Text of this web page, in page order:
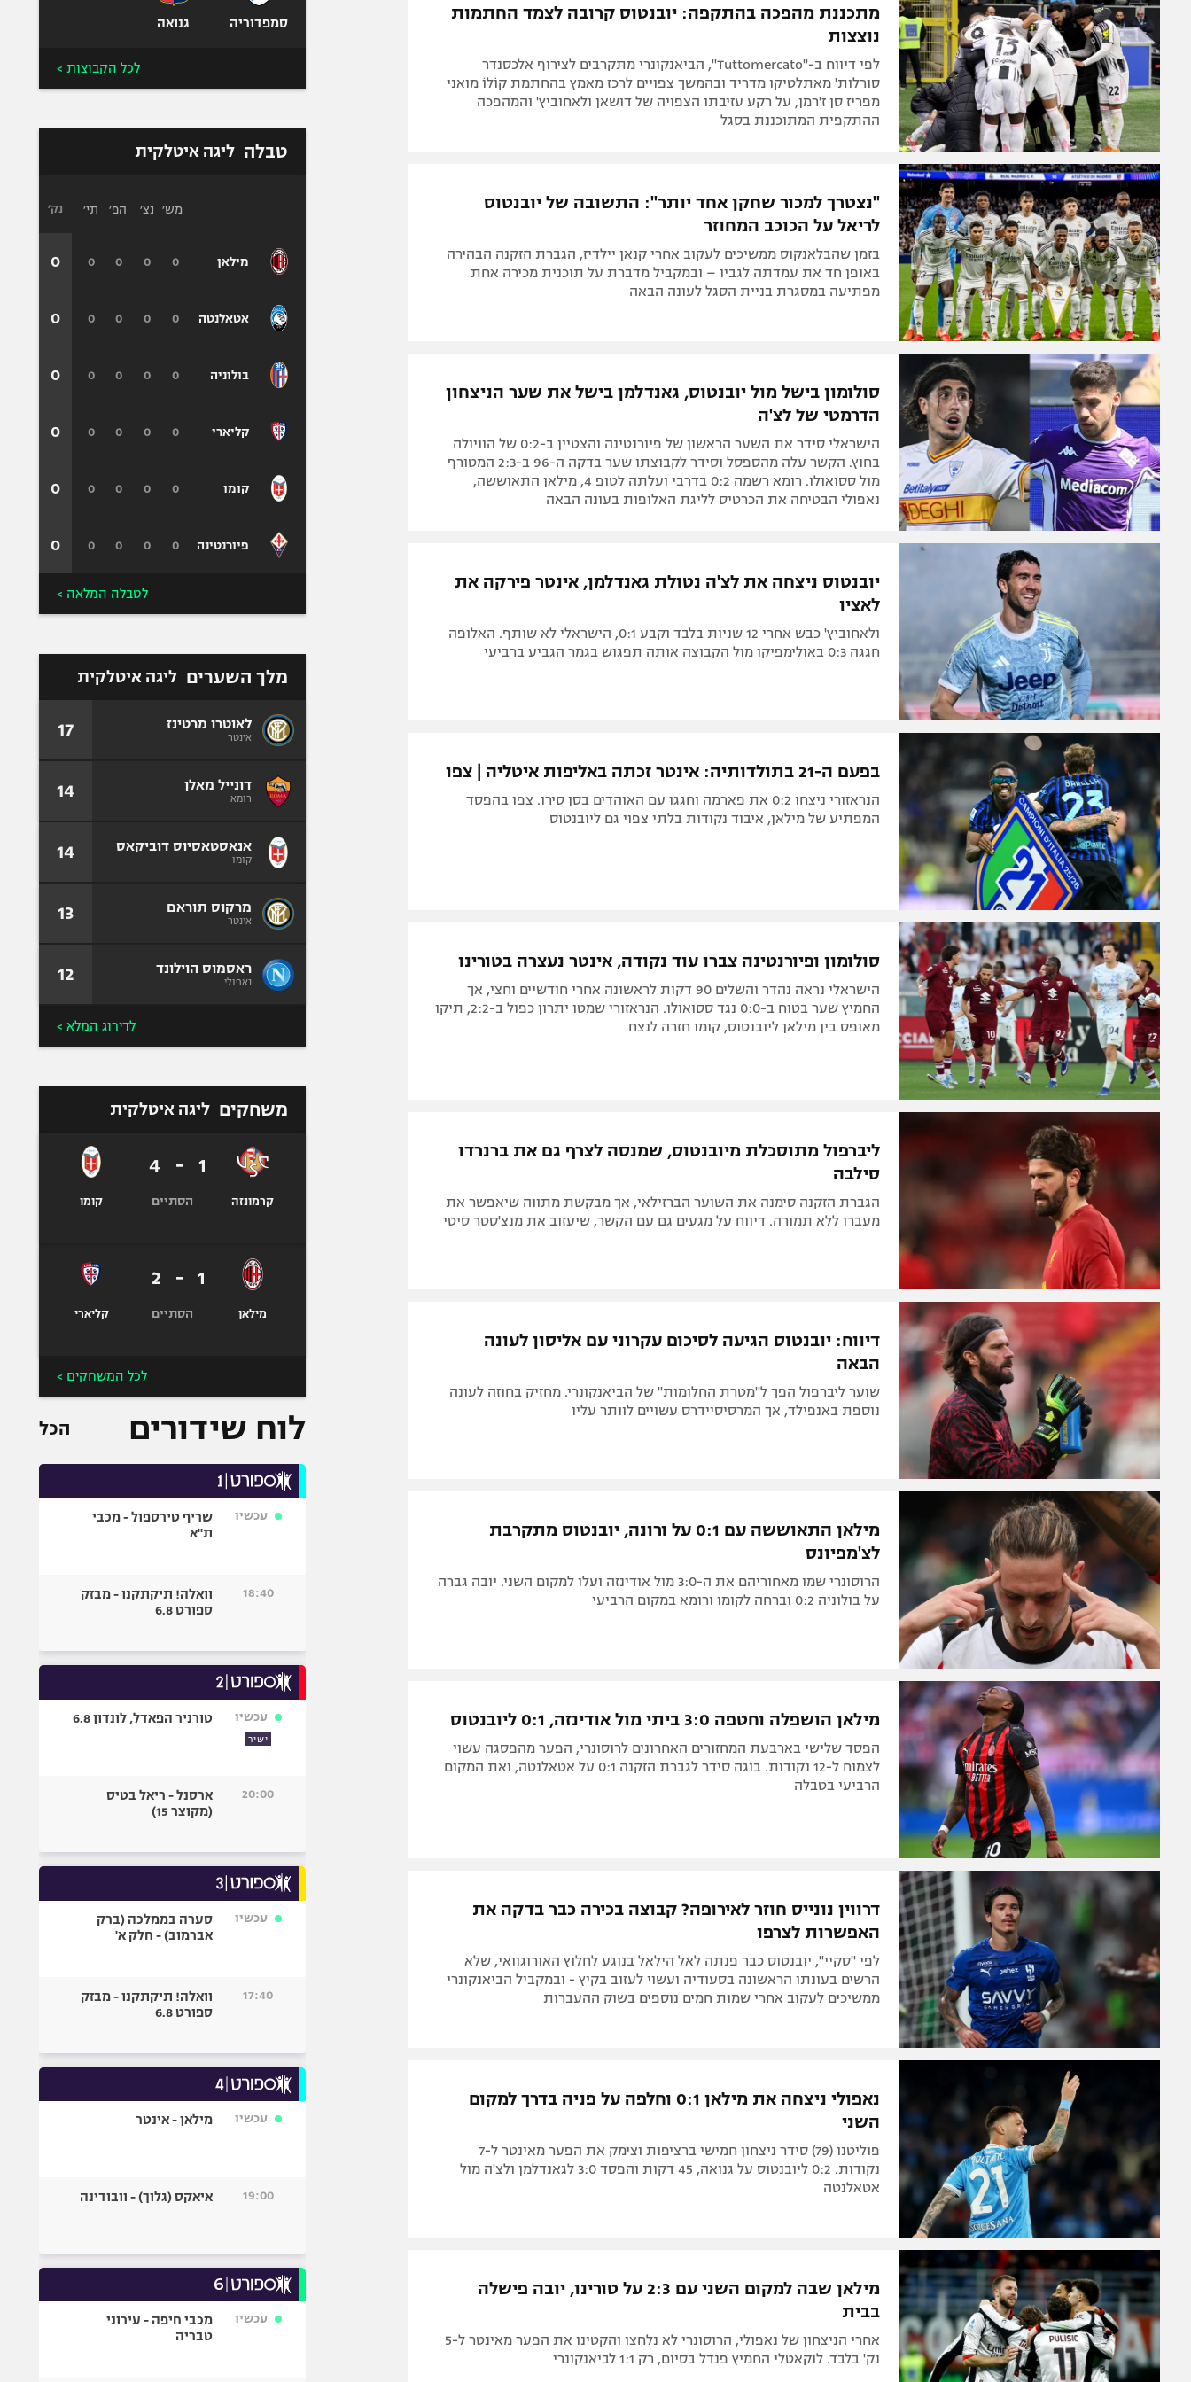
מתכננת מהפכה בהתקפה: יובנטוס קרובה לצמד החתמות
נוצצות
לפי דיווח ב-"Tuttomercato", הביאנקונרי מתקרבים לצירוף אלכסנדר
סורלות' מאתלטיקו מדריד ובהמשך צפויים לרכז מאמץ בהחתמת קוֹלוֹ מואני
מפריז סן ז'רמן, על רקע עזיבתו הצפויה של דושאן ולאחוביץ' והמהפכה
ההתקפית המתוכננת בסגל
"נצטרך למכור שחקן אחד יותר": התשובה של יובנטוס
לריאל על הכוכב המחוזר
בזמן שהבלאנקוס ממשיכים לעקוב אחרי קנאן יילדיז, הגברת הזקנה הבהירה
באופן חד את עמדתה לגביו – ובמקביל מדברת על תוכנית מכירה אחת
מפתיעה במסגרת בניית הסגל לעונה הבאה
סולומון בישל מול יובנטוס, גאנדלמן בישל את שער הניצחון
הדרמטי של לצ'ה
הישראלי סידר את השער הראשון של פיורנטינה והצטיין ב-0:2 של הוויולה
בחוץ. הקשר עלה מהספסל וסידר לקבוצתו שער בדקה ה-96 ב-2:3 המטורף
מול ססואולו. רומא רשמה 0:2 בדרבי ועלתה לטופ 4, מילאן התאוששה,
נאפולי הבטיחה את הכרטיס לליגת האלופות בעונה הבאה
יובנטוס ניצחה את לצ'ה נטולת גאנדלמן, אינטר פירקה את
לאציו
ולאחוביץ' כבש אחרי 12 שניות בלבד וקבע 0:1, הישראלי לא שותף. האלופה
חגגה 0:3 באולימפיקו מול הקבוצה אותה תפגוש בגמר הגביע ברביעי
בפעם ה-21 בתולדותיה: אינטר זכתה באליפות איטליה | צפו
הנראזורי ניצחו 0:2 את פארמה וחגגו עם האוהדים בסן סירו. צפו בהפסד
המפתיע של מילאן, איבוד נקודות בלתי צפוי גם ליובנטוס
סולומון ופיורנטינה צברו עוד נקודה, אינטר נעצרה בטורינו
הישראלי נראה נהדר והשלים 90 דקות לראשונה אחרי חודשיים וחצי, אך
החמיץ שער בטוח ב-0:0 נגד ססואולו. הנראזורי שמטו יתרון כפול ב-2:2, תיקו
מאופס בין מילאן ליובנטוס, קומו חזרה לנצח
ליברפול מתוסכלת מיובנטוס, שמנסה לצרף גם את ברנרדו
סילבה
הגברת הזקנה סימנה את השוער הברזילאי, אך מבקשת מתווה שיאפשר את
מעברו ללא תמורה. דיווח על מגעים גם עם הקשר, שיעזוב את מנצ'סטר סיטי
דיווח: יובנטוס הגיעה לסיכום עקרוני עם אליסון לעונה
הבאה
שוער ליברפול הפך ל"מטרת החלומות" של הביאנקונרי. מחזיק בחוזה לעונה
נוספת באנפילד, אך המרסיסיידרס עשויים לוותר עליו
מילאן התאוששה עם 0:1 על ורונה, יובנטוס מתקרבת
לצ'מפיונס
הרוסונרי שמו מאחוריהם את ה-3:0 מול אודינזה ועלו למקום השני. יובה גברה
על בולוניה 0:2 וברחה לקומו ורומא במקום הרביעי
מילאן הושפלה וחטפה 3:0 ביתי מול אודינזה, 0:1 ליובנטוס
הפסד שלישי בארבעת המחזורים האחרונים לרוסונרי, הפער מהפסגה עשוי
לצמוח ל-12 נקודות. בוגה סידר לגברת הזקנה 0:1 על אטאלנטה, ואת המקום
הרביעי בטבלה
דרווין נונייס חוזר לאירופה? קבוצה בכירה כבר בדקה את
האפשרות לצרפו
לפי "סקיי", יובנטוס כבר פנתה לאל הילאל בנוגע לחלוץ האורוגוואי, שלא
הרשים בעונתו הראשונה בסעודיה ועשוי לעזוב בקיץ - ובמקביל הביאנקונרי
ממשיכים לעקוב אחרי שמות חמים נוספים בשוק ההעברות
נאפולי ניצחה את מילאן 0:1 וחלפה על פניה בדרך למקום
השני
פוליטנו (79) סידר ניצחון חמישי ברציפות וצימק את הפער מאינטר ל-7
נקודות. 0:2 ליובנטוס על גנואה, 45 דקות והפסד 3:0 לגאנדלמן ולצ'ה מול
אטאלנטה
מילאן שבה למקום השני עם 2:3 על טורינו, יובה פישלה
בבית
אחרי הניצחון של נאפולי, הרוסונרי לא נלחצו והקטינו את הפער מאינטר ל-5
נק' בלבד. לוקאטלי החמיץ פנדל בסיום, רק 1:1 לביאנקונרי
סמפדוריה גנואה
לכל הקבוצות >
טבלה ליגה איטלקית
מילאן
אטאלנטה
בולוניה
קליארי
קומו
פיורנטינה
מש׳ נצ׳ הפ׳ תי׳
0
0
0
0
0
0
0
0
0
0
0
0
0
0
0
0
0
0
0
0
0
0
0
0
נק׳
0
0
0
0
0
0
לטבלה המלאה >
מלך השערים ליגה איטלקית
לאוטרו מרטינז
אינטר 17
דונייל מאלן
רומא 14
אנאסטאסיוס דוביקאס
קומו 14
מרקוס תוראם
אינטר 13
ראסמוס הוילונד
נאפולי 12
לדירוג המלא >
משחקים ליגה איטלקית
קרמונזה
1
-
4
הסתיים קומו
מילאן
1
-
2
הסתיים קליארי
לכל המשחקים >
לוח שידורים הכל
עכשיו
שריף טירספול - מכבי
ת"א
18:40
וואלה! תיקתקנו - מבזק
ספורט 6.8
עכשיו
ישיר
טורניר הפאדל, לונדון 6.8
20:00
ארסנל - ריאל בטיס
(מקוצר 15)
עכשיו
סערה בממלכה (ברק
אברמוב) - חלק א'
17:40
וואלה! תיקתקנו - מבזק
ספורט 6.8
עכשיו מילאן - אינטר
19:00 איאקס (גלוך) - וובודינה
עכשיו
מכבי חיפה - עירוני
טבריה